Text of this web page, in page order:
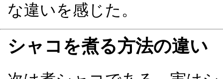
な違いを感じた。
シャコを煮る方法の違い